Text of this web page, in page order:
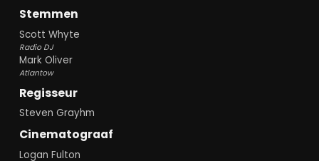
Stemmen
Scott Whyte
Radio DJ
Mark Oliver
Atlantow
Regisseur
Steven Grayhm
Cinematograaf
Logan Fulton